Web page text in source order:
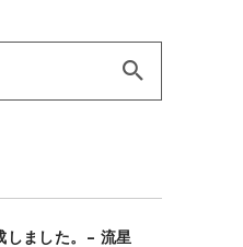
しました。– 流星